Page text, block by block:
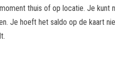
thuis of op locatie. Je kunt
Je hoeft het saldo op de kaart